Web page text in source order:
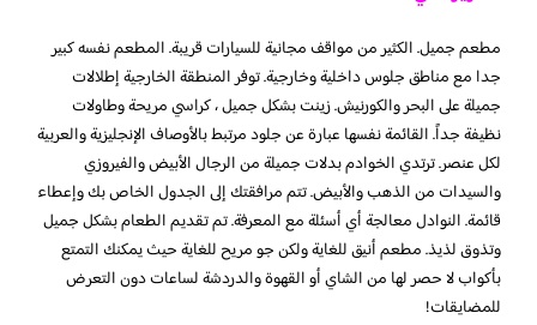
مطعم جميل. الكثير من مواقف مجانية للسيارات قريبة. المطعم نفسه كبير
جدا مع مناطق جلوس داخلية وخارجية. توفر المنطقة الخارجية إطلالات
جميلة على البحر والكورنيش. زينت بشكل جميل ، كراسي مريحة وطاولات
نظيفة جداً. القائمة نفسها عبارة عن جلود مرتبط بالأوصاف الإنجليزية والعربية
لكل عنصر. ترتدي الخوادم بدلات جميلة من الرجال الأبيض والفيروزي
والسيدات من الذهب والأبيض. تتم مرافقتك إلى الجدول الخاص بك وإعطاء
قائمة. النوادل معالجة أي أسئلة مع المعرفة. تم تقديم الطعام بشكل جميل
وتذوق لذيذ. مطعم أنيق للغاية ولكن جو مريح للغاية حيث يمكنك التمتع
بأكواب لا حصر لها من الشاي أو القهوة والدردشة لساعات دون التعرض
للمضايقات!